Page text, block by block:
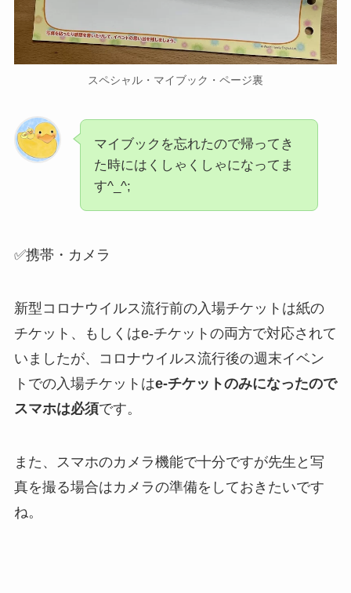
スペシャル・マイブック・ページ裏
マイブックを忘れたので帰ってき
た時にはくしゃくしゃになってま
す^_^;
✅携帯・カメラ
新型コロナウイルス流行前の入場チケットは紙の
チケット、もしくはe-チケットの両方で対応されて
いましたが、コロナウイルス流行後の週末イベン
トでの入場チケットはe-チケットのみになったので
スマホは必須です。
また、スマホのカメラ機能で十分ですが先生と写
真を撮る場合はカメラの準備をしておきたいです
ね。